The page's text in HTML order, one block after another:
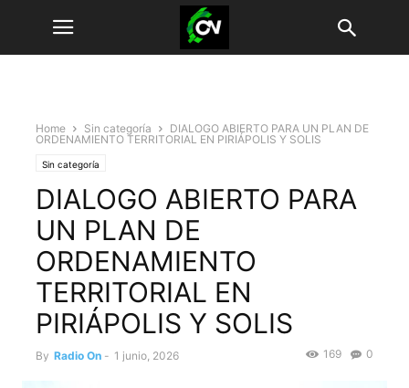
Home Sin categoría
DIALOGO ABIERTO PARA UN PLAN DE
ORDENAMIENTO TERRITORIAL EN PIRIÁPOLIS Y SOLIS
Sin categoría
DIALOGO ABIERTO PARA
UN PLAN DE
ORDENAMIENTO
TERRITORIAL EN
PIRIÁPOLIS Y SOLIS
By Radio On - 1 junio, 2026 0
169